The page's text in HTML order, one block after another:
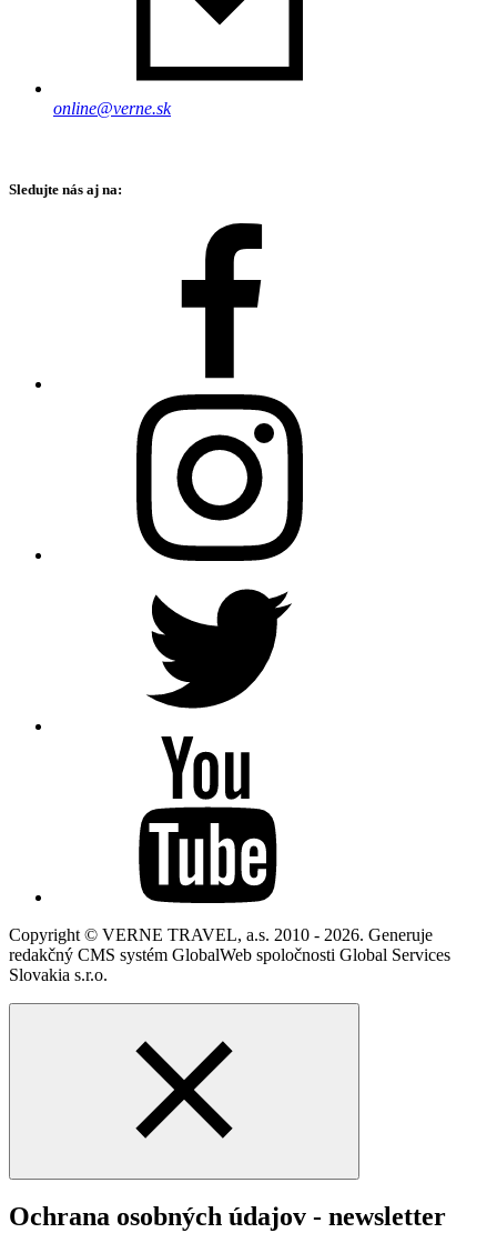
online@verne.sk
Sledujte nás aj na:
Copyright © VERNE TRAVEL, a.s. 2010 - 2026. Generuje
redakčný CMS systém GlobalWeb spoločnosti Global Services
Slovakia s.r.o.
Ochrana osobných údajov - newsletter